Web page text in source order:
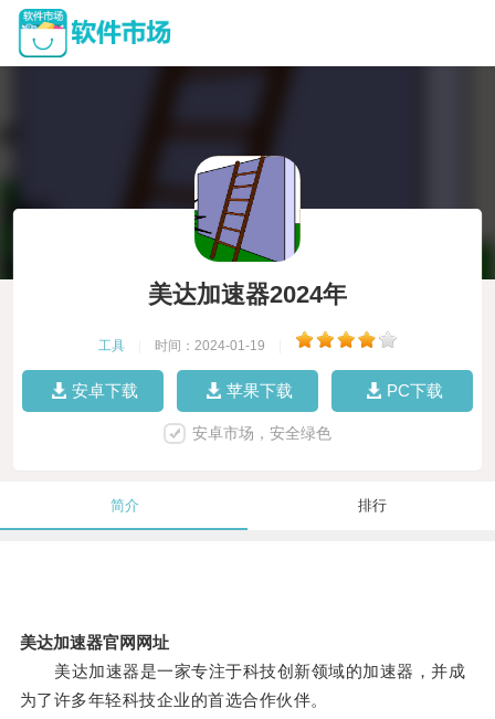
美达加速器2024年
工具 时间：2024-01-19
安卓下载 苹果下载 PC下载
安卓市场，安全绿色
简介 排行
美达加速器官网网址
美达加速器是一家专注于科技创新领域的加速器，并成
为了许多年轻科技企业的首选合作伙伴。